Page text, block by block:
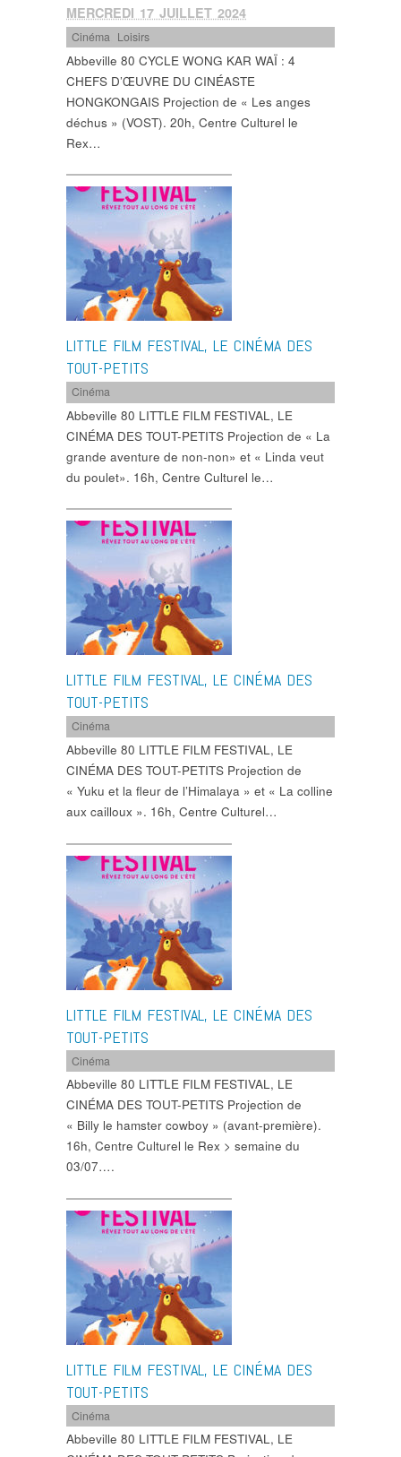
MERCREDI 17 JUILLET 2024
Cinéma Loisirs
Abbeville 80 CYCLE WONG KAR WAÏ : 4
CHEFS D’ŒUVRE DU CINÉASTE
HONGKONGAIS Projection de « Les anges
déchus » (VOST). 20h, Centre Culturel le
Rex…
LITTLE FILM FESTIVAL, LE CINÉMA DES
TOUT-PETITS
Cinéma
Abbeville 80 LITTLE FILM FESTIVAL, LE
CINÉMA DES TOUT-PETITS Projection de « La
grande aventure de non-non» et « Linda veut
du poulet». 16h, Centre Culturel le…
LITTLE FILM FESTIVAL, LE CINÉMA DES
TOUT-PETITS
Cinéma
Abbeville 80 LITTLE FILM FESTIVAL, LE
CINÉMA DES TOUT-PETITS Projection de
« Yuku et la fleur de l’Himalaya » et « La colline
aux cailloux ». 16h, Centre Culturel…
LITTLE FILM FESTIVAL, LE CINÉMA DES
TOUT-PETITS
Cinéma
Abbeville 80 LITTLE FILM FESTIVAL, LE
CINÉMA DES TOUT-PETITS Projection de
« Billy le hamster cowboy » (avant-première).
16h, Centre Culturel le Rex > semaine du
03/07….
LITTLE FILM FESTIVAL, LE CINÉMA DES
TOUT-PETITS
Cinéma
Abbeville 80 LITTLE FILM FESTIVAL, LE